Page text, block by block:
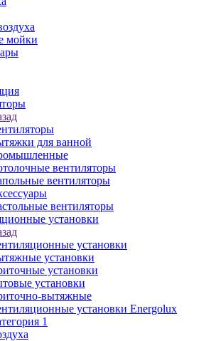
мойки
для ванной
вентиляторы
вентиляторы
вентиляторы
установки
установки
установки
установки
установки
вытяжные
установки Energolux
1